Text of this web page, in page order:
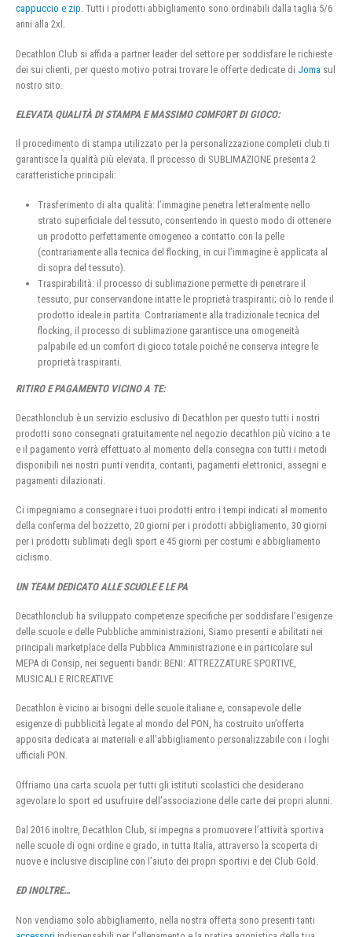
cappuccio e zip. Tutti i prodotti abbigliamento sono ordinabili dalla taglia 5/6
anni alla 2xl.
Decathlon Club si affida a partner leader del settore per soddisfare le richieste
dei sui clienti, per questo motivo potrai trovare le offerte dedicate di Joma sul
nostro sito.
ELEVATA QUALITÀ DI STAMPA E MASSIMO COMFORT DI GIOCO:
Il procedimento di stampa utilizzato per la personalizzazione completi club ti
garantisce la qualità più elevata. Il processo di SUBLIMAZIONE presenta 2
caratteristiche principali:
Trasferimento di alta qualità: l’immagine penetra letteralmente nello
strato superficiale del tessuto, consentendo in questo modo di ottenere
un prodotto perfettamente omogeneo a contatto con la pelle
(contrariamente alla tecnica del flocking, in cui l’immagine è applicata al
di sopra del tessuto).
Traspirabilità: il processo di sublimazione permette di penetrare il
tessuto, pur conservandone intatte le proprietà traspiranti; ciò lo rende il
prodotto ideale in partita. Contrariamente alla tradizionale tecnica del
flocking, il processo di sublimazione garantisce una omogeneità
palpabile ed un comfort di gioco totale poiché ne conserva integre le
proprietà traspiranti.
RITIRO E PAGAMENTO VICINO A TE:
Decathlonclub è un servizio esclusivo di Decathlon per questo tutti i nostri
prodotti sono consegnati gratuitamente nel negozio decathlon più vicino a te
e il pagamento verrà effettuato al momento della consegna con tutti i metodi
disponibili nei nostri punti vendita, contanti, pagamenti elettronici, assegni e
pagamenti dilazionati.
Ci impegniamo a consegnare i tuoi prodotti entro i tempi indicati al momento
della conferma del bozzetto, 20 giorni per i prodotti abbigliamento, 30 giorni
per i prodotti sublimati degli sport e 45 giorni per costumi e abbigliamento
ciclismo.
UN TEAM DEDICATO ALLE SCUOLE E LE PA
Decathlonclub ha sviluppato competenze specifiche per soddisfare l’esigenze
delle scuole e delle Pubbliche amministrazioni, Siamo presenti e abilitati nei
principali marketplace della Pubblica Amministrazione e in particolare sul
MEPA di Consip, nei seguenti bandi: BENI: ATTREZZATURE SPORTIVE,
MUSICALI E RICREATIVE
Decathlon è vicino ai bisogni delle scuole italiane e, consapevole delle
esigenze di pubblicità legate al mondo del PON, ha costruito un’offerta
apposita dedicata ai materiali e all’abbigliamento personalizzabile con i loghi
ufficiali PON.
Offriamo una carta scuola per tutti gli istituti scolastici che desiderano
agevolare lo sport ed usufruire dell’associazione delle carte dei propri alunni.
Dal 2016 inoltre, Decathlon Club, si impegna a promuovere l’attività sportiva
nelle scuole di ogni ordine e grado, in tutta Italia, attraverso la scoperta di
nuove e inclusive discipline con l’aiuto dei propri sportivi e dei Club Gold.
ED INOLTRE…
Non vendiamo solo abbigliamento, nella nostra offerta sono presenti tanti